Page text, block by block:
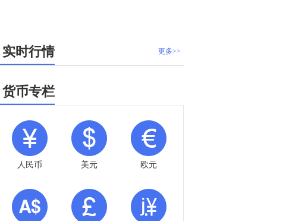
更多>>
实时行情
货币专栏
人民币 美元 欧元